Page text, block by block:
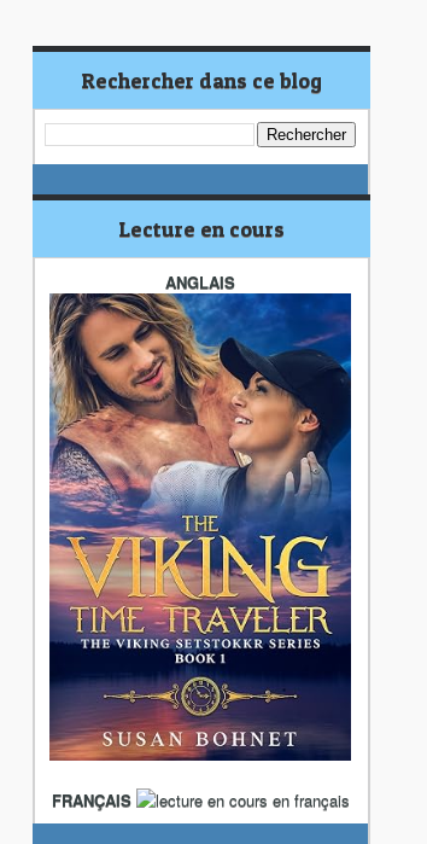
Rechercher dans ce blog
Lecture en cours
ANGLAIS
FRANÇAIS